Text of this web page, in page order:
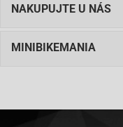
NAKUPUJTE U NÁS
MINIBIKEMANIA